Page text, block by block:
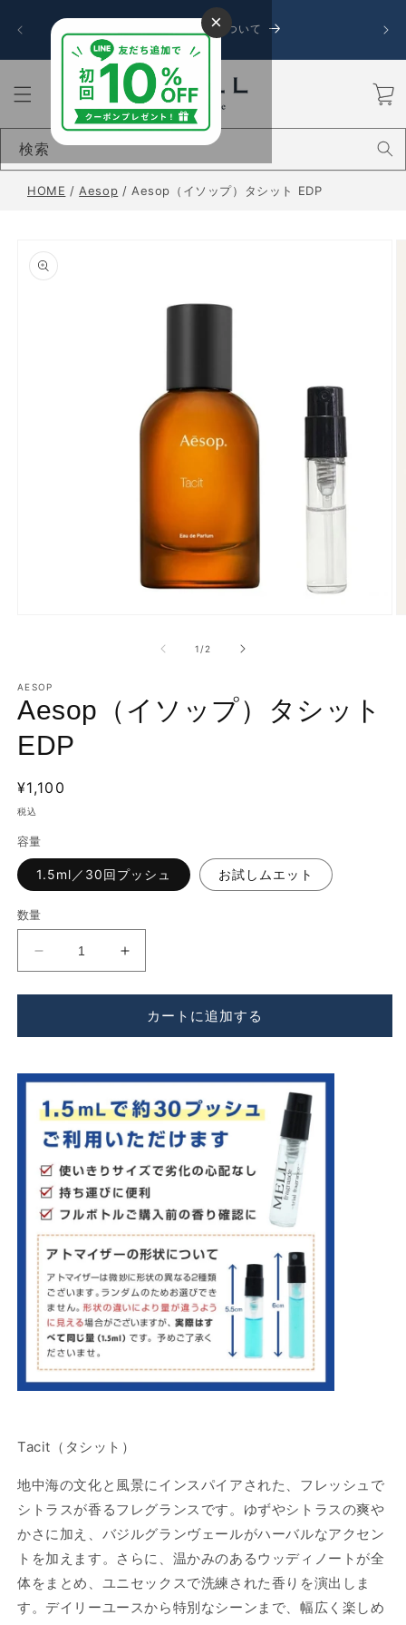
ンツに
進む
お盆期間中の発送について
送に
ー
検索
HOME / Aesop / Aesop（イソップ）タシット EDP
報にス
キップ
で
メ
デ
ィ
ア
を
く
1 /の
2
AESOP
Aesop（イソップ）タシット
EDP
通
常
価
格
¥1,100
税込
容量
1.5ml／30回プッシュ お試しムエット
数量
Aesop（イ
シ
ト
EDP
の
数
量
を
減
ら
す
Aesop（イ
プ）
シ
ト
EDP
の
数
量
を
増
や
す
カートに追加する
Tacit（タシット）
地中海の文化と風景にインスパイアされた、フレッシュで
シトラスが香るフレグランスです。ゆずやシトラスの爽や
かさに加え、バジルグランヴェールがハーバルなアクセン
トを加えます。さらに、温かみのあるウッディノートが全
体をまとめ、ユニセックスで洗練された香りを演出しま
す。デイリーユースから特別なシーンまで、幅広く楽しめ
×